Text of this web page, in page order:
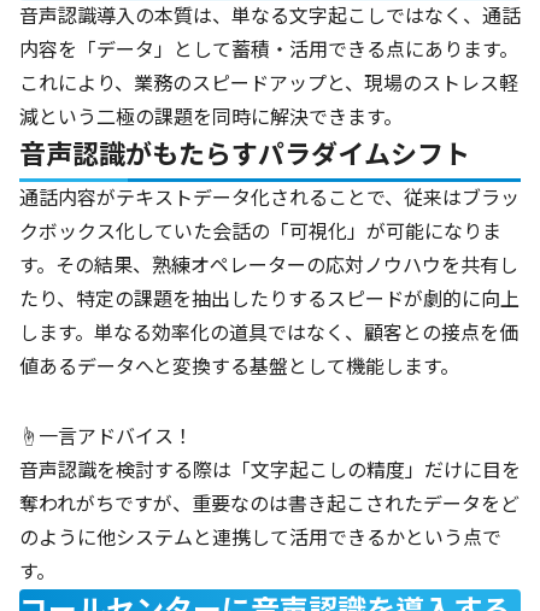
音声認識導入の本質は、単なる文字起こしではなく、通話
内容を「データ」として蓄積・活用できる点にあります。
これにより、業務のスピードアップと、現場のストレス軽
減という二極の課題を同時に解決できます。
音声認識がもたらすパラダイムシフト
通話内容がテキストデータ化されることで、従来はブラッ
クボックス化していた会話の「可視化」が可能になりま
す。その結果、熟練オペレーターの応対ノウハウを共有し
たり、特定の課題を抽出したりするスピードが劇的に向上
します。単なる効率化の道具ではなく、顧客との接点を価
値あるデータへと変換する基盤として機能します。
☝️一言アドバイス！
音声認識を検討する際は「文字起こしの精度」だけに目を
奪われがちですが、重要なのは書き起こされたデータをど
のように他システムと連携して活用できるかという点で
す。